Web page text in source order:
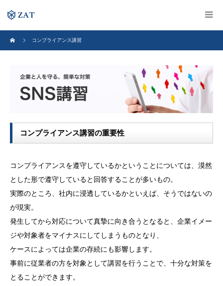
コンプライアンス講習
コンプライアンス講習の重要性
コンプライアンスを遵守しているかということについては、漠然
とした形で遵守していると回答することが多いもの。
実際のところ、社内に浸透しているかといえば、そうではないの
が現実。
発生してから対応について真摯に向き合うとなると、企業イメー
ジや対象者をマイナスにしてしまうものとなり、
ケースによっては企業の存続にも影響します。
事前に従業者の方を対象として講習を行うことで、十分な対策を
とることができます。